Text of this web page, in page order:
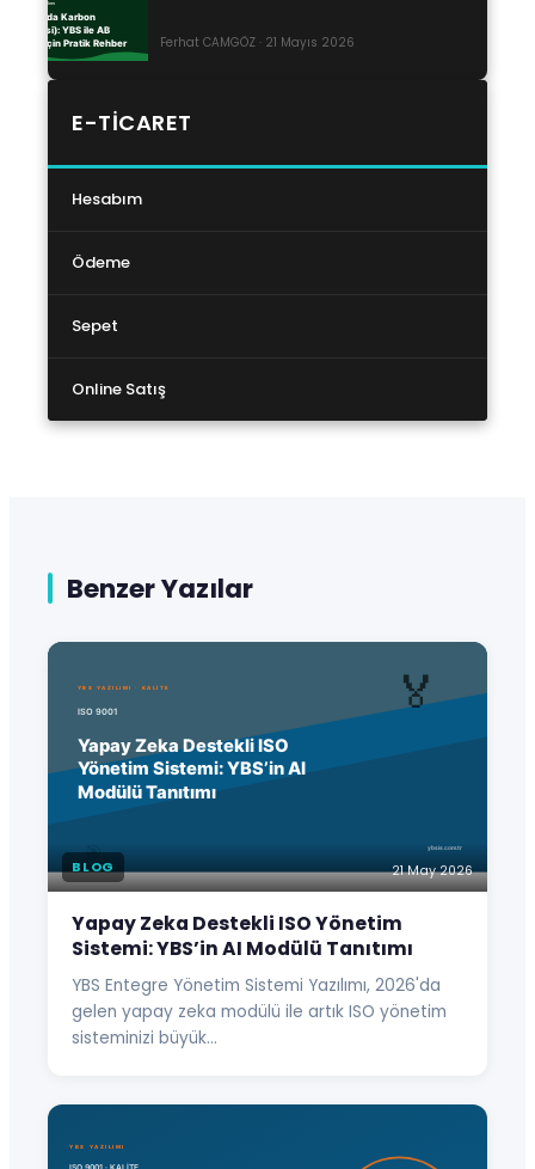
Ferhat CAMGÖZ · 21 Mayıs 2026
E-TICARET
Hesabım
Ödeme
Sepet
Online Satış
Benzer Yazılar
BLOG 21 May 2026
Yapay Zeka Destekli ISO Yönetim
Sistemi: YBS’in AI Modülü Tanıtımı
YBS Entegre Yönetim Sistemi Yazılımı, 2026'da
gelen yapay zeka modülü ile artık ISO yönetim
sisteminizi büyük…